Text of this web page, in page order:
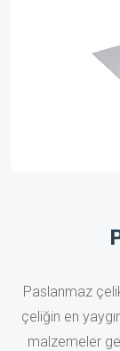
Paslanmaz
çeliğin en
malzemeler